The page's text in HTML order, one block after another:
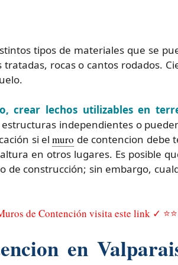
tipos de materiales que se
rocas o cantos rodados.
crear lechos utilizables en
independientes o
si elmuro de contencion debe
en otros lugares. Es posible
de construcción; sin embargo,
de Contención visita este link ✓
en